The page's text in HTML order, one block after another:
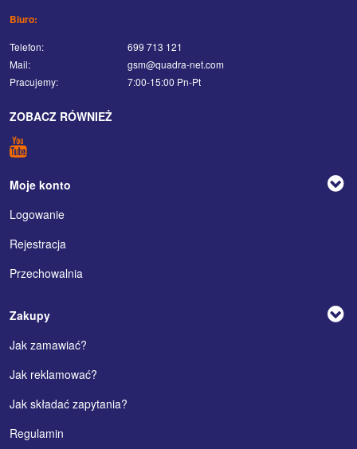
Biuro:
Telefon:
699 713 121
Mail:
gsm@quadra-net.com
Pracujemy:
7:00-15:00 Pn-Pt
ZOBACZ RÓWNIEŻ
Moje konto
Logowanie
Rejestracja
Przechowalnia
Zakupy
Jak zamawiać?
Jak reklamować?
Jak składać zapytania?
Regulamin